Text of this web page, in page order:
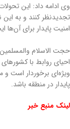
وی ادامه داد: این
تجدیدنظر کنند و به
امنیت پایدار برای آن‌ها
حجت الاسلام والمسلمین
احیای روابط با
ویژه‌ای برخوردار است
پایدار در منطقه باشد.
لینک منبع خبر